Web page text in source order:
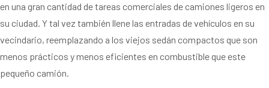
en una gran cantidad de tareas comerciales de camiones ligeros en
su ciudad. Y tal vez también llene las entradas de vehículos en su
vecindario, reemplazando a los viejos sedán compactos que son
menos prácticos y menos eficientes en combustible que este
pequeño camión.